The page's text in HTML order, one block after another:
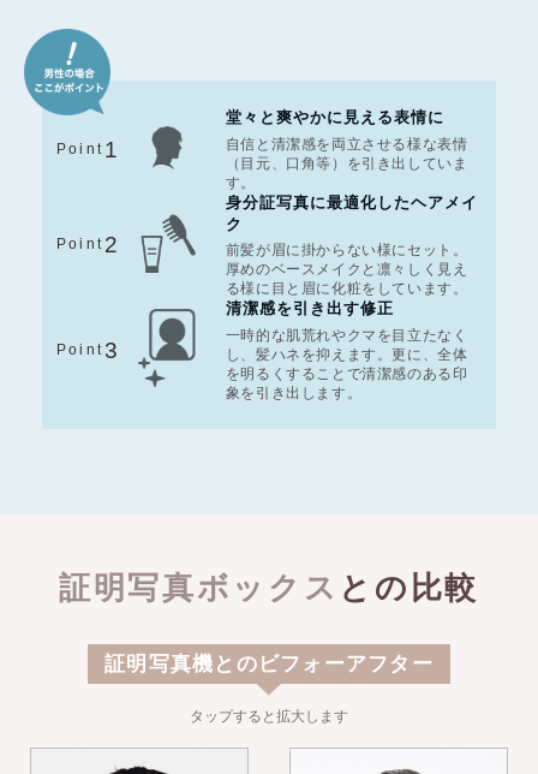
Point 1
堂々と爽やかに見える表情に
自信と清潔感を両立させる様な表情
（目元、口角等）を引き出していま
す。
Point 2
身分証写真に最適化したヘアメイ
ク
前髪が眉に掛からない様にセット。
厚めのベースメイクと凛々しく見え
る様に目と眉に化粧をしています。
Point 3
清潔感を引き出す修正
一時的な肌荒れやクマを目立たなく
し、髪ハネを抑えます。更に、全体
を明るくすることで清潔感のある印
象を引き出します。
証明写真ボックス との比較
証明写真機とのビフォーアフター
タップすると拡大します